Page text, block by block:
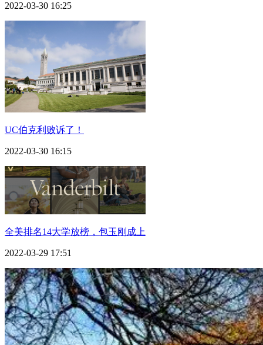
2022-03-30 16:25
UC伯克利败诉了！
2022-03-30 16:15
全美排名14大学放榜，包玉刚成上
2022-03-29 17:51